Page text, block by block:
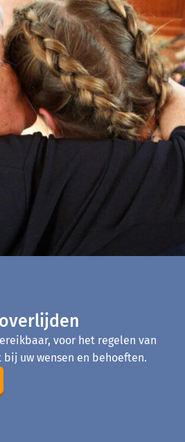
voor het regelen van
uw wensen en behoeften.